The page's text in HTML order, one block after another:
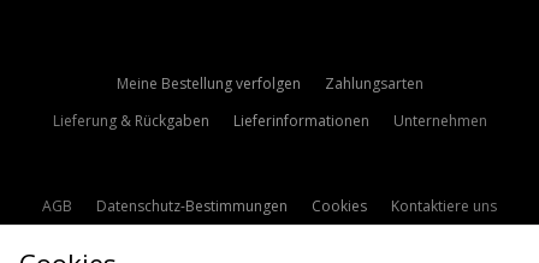
Meine Bestellung verfolgen
Zahlungsarten
Lieferung & Rückgaben
Lieferinformationen Unternehmen
AGB Datenschutz-Bestimmungen Cookies
Kontaktiere uns